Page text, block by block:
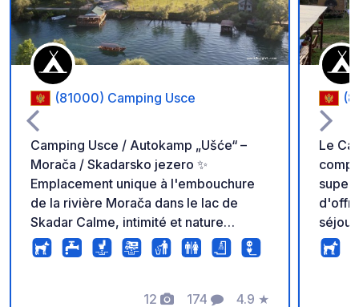
(81000) Camping Usce
Camping Usce / Autokamp „Ušće“ –
Morača / Skadarsko jezero ✨
Emplacement unique à l'embouchure
de la rivière Morača dans le lac de
Skadar Calme, intimité et nature
préservée ✨Zones de camping pour
camping-cars et tentes ⚡ Branchement
modernes (eau chaude) Internet Wi-Fi
12 174 4.9 ★
Le